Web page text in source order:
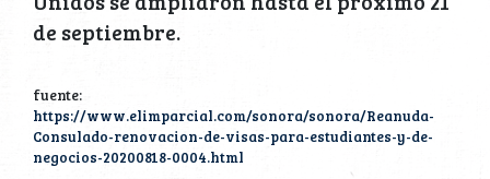
de septiembre.
fuente:
https://www.elimparcial.com/sonora/sonora/Reanuda-
Consulado-renovacion-de-visas-para-estudiantes-y-de-
negocios-20200818-0004.html